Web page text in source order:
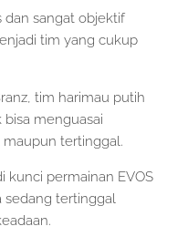
dan sangat objektif
tim yang cukup
tim harimau putih
menguasai
tertinggal.
kunci permainan EVOS
sedang tertinggal